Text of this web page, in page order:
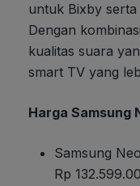
untuk Bixby serta
Dengan
kualitas suara
smart TV yang
Harga Samsung
Samsung
Rp